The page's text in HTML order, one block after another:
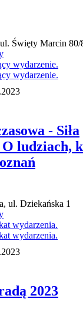
Święty Marcin 80/
- Siła
O ludziach,
ul. Dziekańska 1
2023